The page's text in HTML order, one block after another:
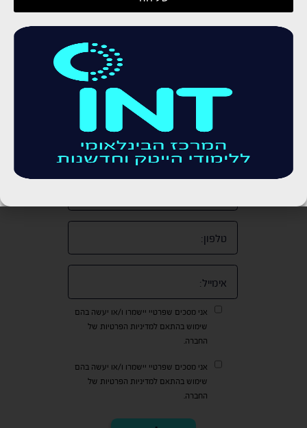
לצפייה בקורסים שלנו המועברים ב –LIVE
>>>
לקביעת שיחת ייעוץ חינם
אני מסכים שפרטיי יישמרו ו/או יעשה בהם
שימוש בהתאם למדיניות הפרטיות של
החברה.
אני מסכים שפרטיי יישמרו ו/או יעשה בהם
שימוש בהתאם למדיניות הפרטיות של
החברה.